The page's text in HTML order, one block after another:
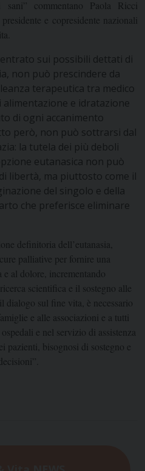
commentano Paola Ricci
e copresidente nazionali
sui possibili dettati di
non può prescindere da
terapeutica tra medico
e idratazione
di ogni accanimento
però, non può sottrarsi dal
la tutela dei più deboli
eutanasica non può
libertà, ma piuttosto come il
del singolo e della
che preferisce eliminare
definitoria dell’eutanasia,
palliative per fornire una
e al dolore, incrementando
scientifica e il sostegno alle
dialogo sul fine vita, è necessario
e alle associazioni e a tutti
e nel servizio di assistenza
pazienti, bisognosi di sostegno e